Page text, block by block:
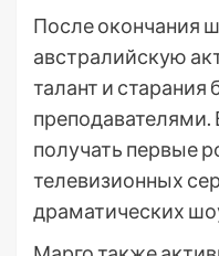
После окончания
австралийскую
талант и
преподавателями.
получать первые
телевизионных
драматических